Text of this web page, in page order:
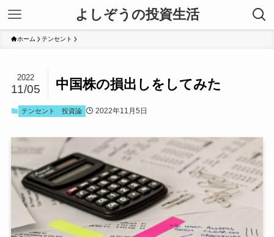
よしぞうの投資生活
ホーム テンセント
中国株の損出しをしてみた
2022
11/05
テンセント 投資論 2022年11月5日